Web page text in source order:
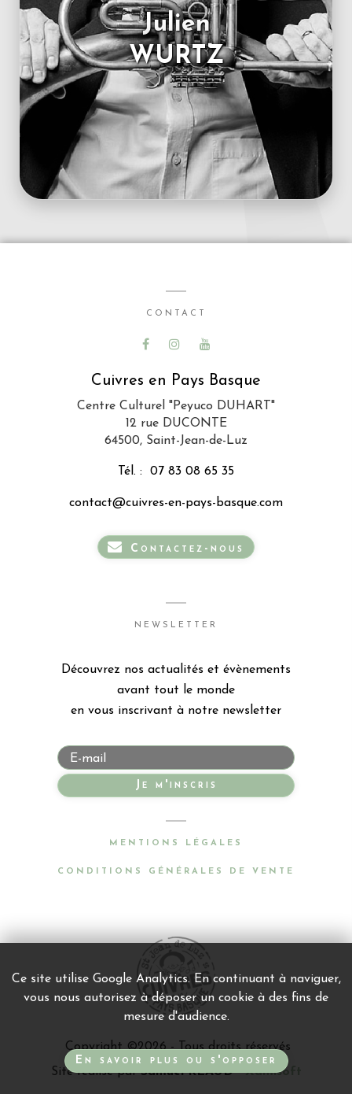
Julien
WURTZ
Ce site utilise Google Analytics. En continuant à naviguer,
vous nous autorisez à déposer un cookie à des fins de
mesure d'audience.
En savoir plus ou s'opposer
CONTACT
Cuivres en Pays Basque
Centre Culturel "Peyuco DUHART"
12 rue DUCONTE
64500, Saint-Jean-de-Luz
Tél. : 07 83 08 65 35
contact@cuivres-en-pays-basque.com
Contactez-nous
NEWSLETTER
Découvrez nos actualités et évènements
avant tout le monde
en vous inscrivant à notre newsletter
Je m'inscris
MENTIONS LÉGALES
CONDITIONS GÉNÉRALES DE VENTE
Copyright ©2026 - Tous droits réservés
Site réalisé parSamuel RÉAUD -Xamisoft